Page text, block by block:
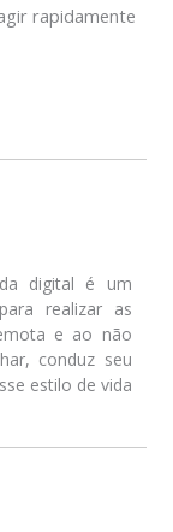
rapidamente
digital é um
realizar as
e ao não
conduz seu
estilo de vida